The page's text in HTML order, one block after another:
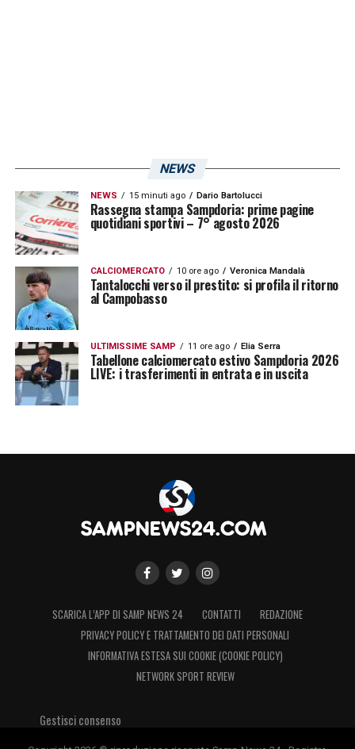
su colpo. Ci difendiamo con ordine e ci
proponiamo con buona continuità ma non
troviamo la via del sorpasso. L’incontro si
conclude così in parità. Ecco glihighlights
del match!
Highlights Parma Sampdoria Women
1-1: tutti i gol del match
LA PLAYLIST DELLE NOSTRE TOP NEWS
NEWS
NEWS 15 minuti ago Dario Bartolucci
Rassegna stampa Sampdoria: prime pagine
quotidiani sportivi – 7° agosto 2026
CALCIOMERCATO 10 ore ago Veronica Mandalà
Tantalocchi verso il prestito: si profila il ritorno
al Campobasso
ULTIMISSIME SAMP 11 ore ago Elia Serra
Tabellone calciomercato estivo Sampdoria 2026
LIVE: i trasferimenti in entrata e in uscita
SCARICA L’APP DI SAMP NEWS 24 CONTATTI
REDAZIONE
PRIVACY POLICY E TRATTAMENTO DEI DATI PERSONALI
INFORMATIVA ESTESA SUI COOKIE (COOKIE POLICY)
NETWORK SPORT REVIEW
Gestisci consenso